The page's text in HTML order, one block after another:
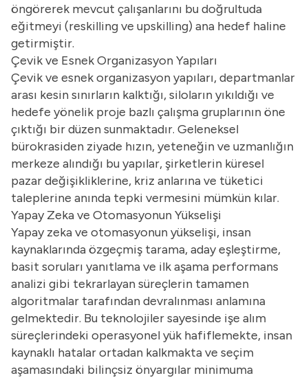
öngörerek mevcut çalışanlarını bu doğrultuda
eğitmeyi (reskilling ve upskilling) ana hedef haline
getirmiştir.
Çevik ve Esnek Organizasyon Yapıları
Çevik ve esnek organizasyon yapıları, departmanlar
arası kesin sınırların kalktığı, siloların yıkıldığı ve
hedefe yönelik proje bazlı çalışma gruplarının öne
çıktığı bir düzen sunmaktadır. Geleneksel
bürokrasiden ziyade hızın, yeteneğin ve uzmanlığın
merkeze alındığı bu yapılar, şirketlerin küresel
pazar değişikliklerine, kriz anlarına ve tüketici
taleplerine anında tepki vermesini mümkün kılar.
Yapay Zeka ve Otomasyonun Yükselişi
Yapay zeka ve otomasyonun yükselişi, insan
kaynaklarında özgeçmiş tarama, aday eşleştirme,
basit soruları yanıtlama ve ilk aşama performans
analizi gibi tekrarlayan süreçlerin tamamen
algoritmalar tarafından devralınması anlamına
gelmektedir. Bu teknolojiler sayesinde işe alım
süreçlerindeki operasyonel yük hafiflemekte, insan
kaynaklı hatalar ortadan kalkmakta ve seçim
aşamasındaki bilinçsiz önyargılar minimuma